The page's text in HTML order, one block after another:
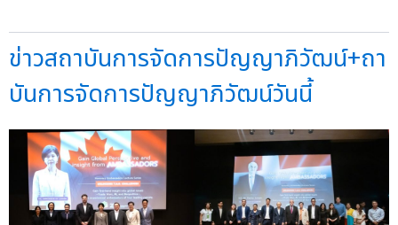
ข่าวสถาบันการจัดการปัญญาภิวัฒน์+ถา
บันการจัดการปัญญาภิวัฒน์วันนี้